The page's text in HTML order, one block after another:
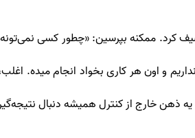
ممکنه بپرسین: «چطور کسی نمی‌تونه
و اون هر کاری بخواد انجام میده.
خارج از کنترل همیشه دنبال